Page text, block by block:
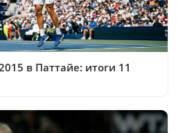
в Паттайе: итоги 11